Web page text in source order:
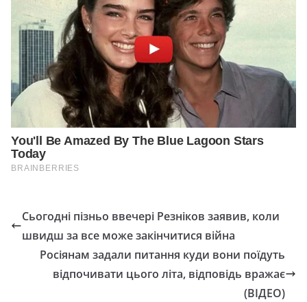
Сьогодні пізньо ввечері Резніков заявив, коли
швидш за все може закінчитися війна
Росіянам задали питання куди вони поїдуть
відпочивати цього літа, відповідь вражає
(ВІДЕО)